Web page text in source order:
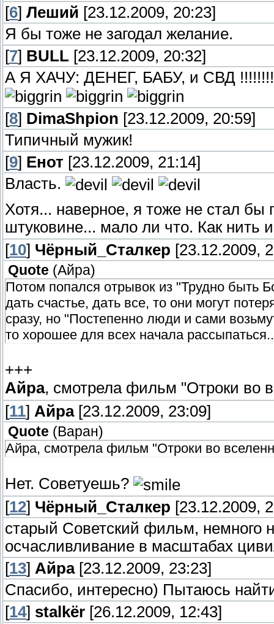
[6] Леший [23.12.2009, 20:23]
Я бы тоже не загодал желание.
[7] BULL [23.12.2009, 20:32]
А Я ХАЧУ: ДЕНЕГ, БАБУ, и СВД
[8] DimaShpion [23.12.2009, 20:59]
Типичный мужик!
[9] Енот [23.12.2009, 21:14]
Власть.
Хотя... наверное, я тоже не стал бы
штуковине... мало ли что. Как
[10] Чёрный_Сталкер [23.12.2009,
Quote (Айра)
Потом попался отрывок из "Трудно быть
дать счастье, дать все, то они могут
сразу, но "Постепенно люди и сами
то хорошее для всех начала рассыпаться..
+++
Айра, смотрела фильм "Отроки во
[11] Айра[23.12.2009, 23:09]
Quote ( Варан)
Айра, смотрела фильм "Отроки во
Нет. Советуешь?
[12] Чёрный_Сталкер [23.12.2009,
старый Советский фильм, немного
осчасливливание в масштабах
[13] Айра[23.12.2009, 23:23]
Спасибо, интересно) Пытаюсь
[14] stalkёr [26.12.2009, 12:43]